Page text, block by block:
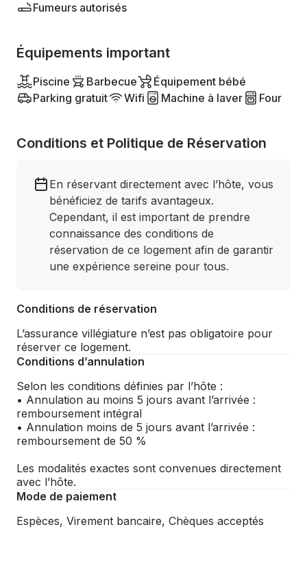
Fumeurs autorisés
Équipements important
Piscine Barbecue
Équipement bébé
Parking gratuit
Wifi Machine à laver Four
Conditions et Politique de Réservation
En réservant directement avec l’hôte, vous
bénéficiez de tarifs avantageux.
Cependant, il est important de prendre
connaissance des conditions de
réservation de ce logement afin de garantir
une expérience sereine pour tous.
Conditions de réservation
L’assurance villégiature n’est pas obligatoire pour
réserver ce logement.
Conditions d’annulation
Selon les conditions définies par l’hôte :
• Annulation au moins 5 jours avant l’arrivée :
remboursement intégral
• Annulation moins de 5 jours avant l’arrivée :
remboursement de 50 %
Les modalités exactes sont convenues directement
avec l’hôte.
Mode de paiement
Espèces, Virement bancaire, Chèques acceptés